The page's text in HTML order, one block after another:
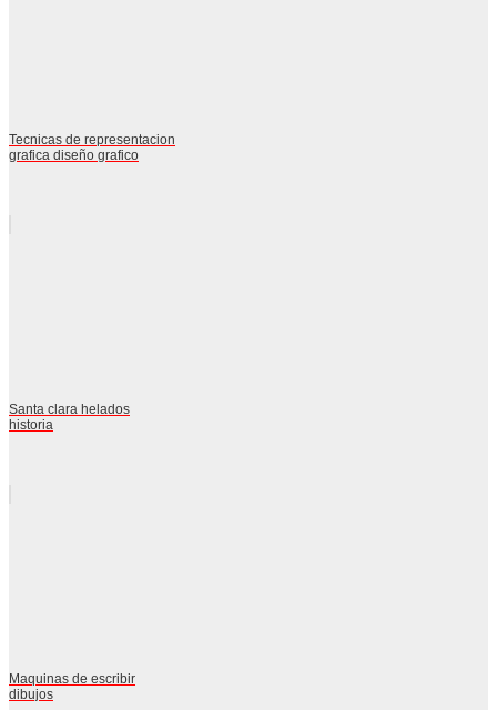
Tecnicas de representacion
grafica diseño grafico
Santa clara helados
historia
Maquinas de escribir
dibujos